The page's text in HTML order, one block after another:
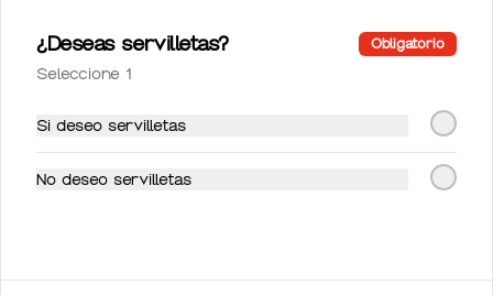
Política de privacidad
Mi cuenta
Pedir
¿Deseas servilletas? Obligatorio
Seleccione 1
Si deseo servilletas
No deseo servilletas